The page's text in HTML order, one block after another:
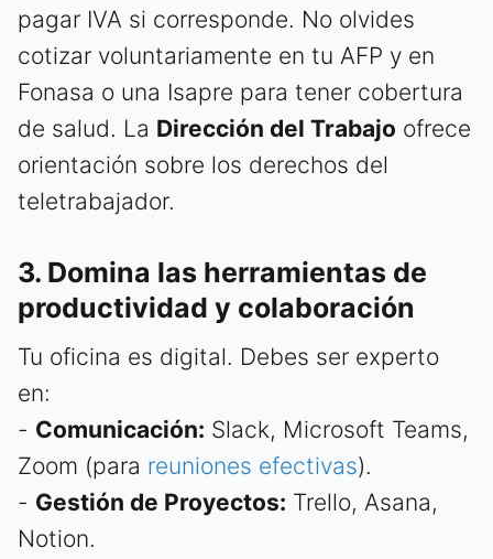
pagar IVA si corresponde. No olvides
cotizar voluntariamente en tu AFP y en
Fonasa o una Isapre para tener cobertura
de salud. La Dirección del Trabajo ofrece
orientación sobre los derechos del
teletrabajador.
3. Domina las herramientas de
productividad y colaboración
Tu oficina es digital. Debes ser experto
en:
- Comunicación: Slack, Microsoft Teams,
Zoom (para reuniones efectivas).
- Gestión de Proyectos: Trello, Asana,
Notion.